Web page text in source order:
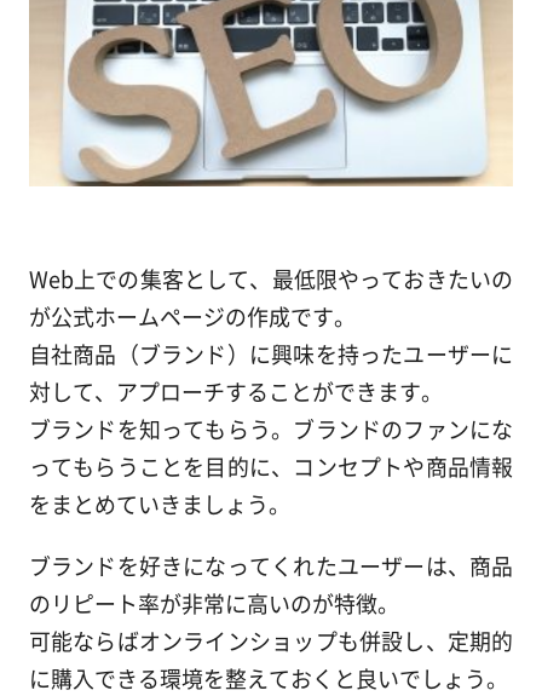
Web上での集客として、最低限やっておきたいの
が公式ホームページの作成です。
自社商品（ブランド）に興味を持ったユーザーに
対して、アプローチすることができます。
ブランドを知ってもらう。ブランドのファンにな
ってもらうことを目的に、コンセプトや商品情報
をまとめていきましょう。
ブランドを好きになってくれたユーザーは、商品
のリピート率が非常に高いのが特徴。
可能ならばオンラインショップも併設し、定期的
に購入できる環境を整えておくと良いでしょう。